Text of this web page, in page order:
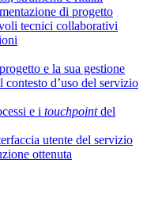
di progetto
tecnici collaborativi
e la sua gestione
d’uso del servizio
e i touchpointdel
utente del servizio
ottenuta